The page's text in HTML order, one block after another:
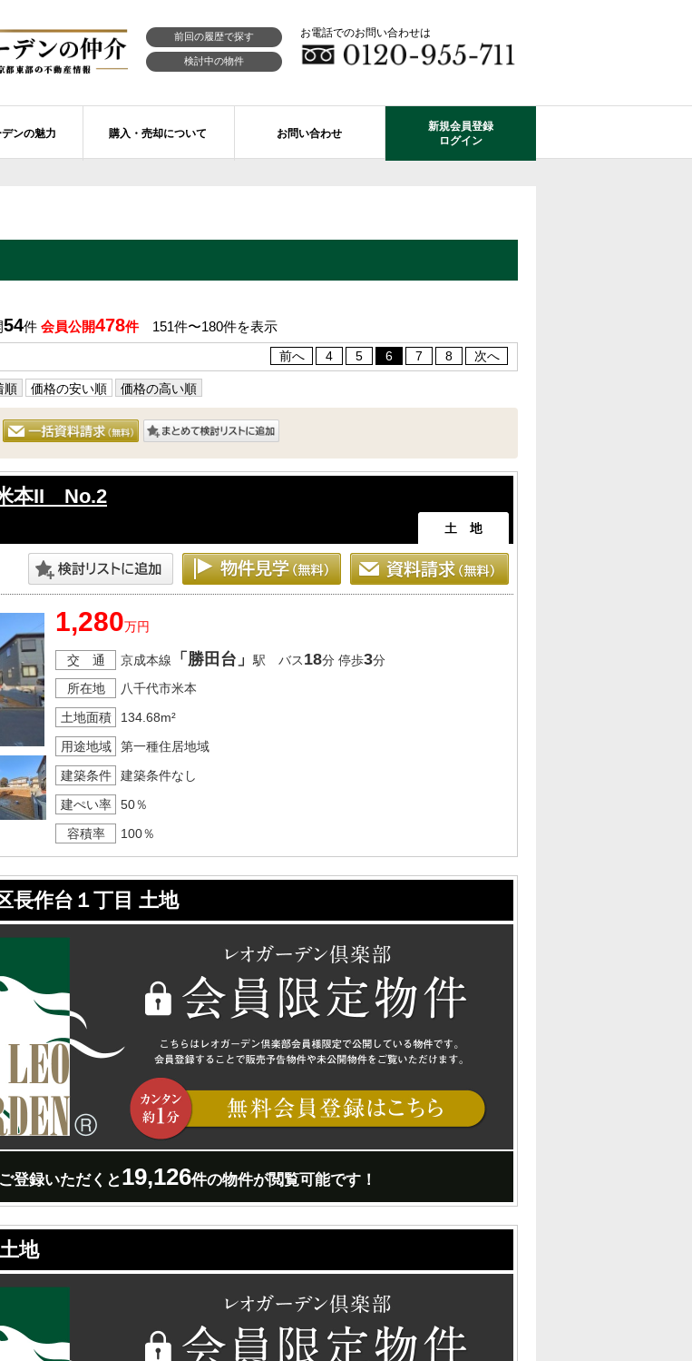
前回の履歴で探す
検討中の物件
お電話でのお問い合わせは
レオガーデン船橋 大楠の杜
レオガーデン成田公津 煌羅の杜 レオガーデン成田 寛朝の杜
お預かりしている物件
レオガーデン倶楽部について
ンの魅力
自由設計・建築設計
購入・売却について お問い合わせ
新規会員登録
ログイン
54件 会員公開478件151件〜180件を表示
前へ 4 5 6 7 8 次へ
順 価格の安い順 価格の高い順
本II No.2
1,280万円
交 通 京成本線 「勝田台」駅 バス18分 停歩3分
所在地
八千代市米本
土地面積
134.68m²
用途地域
第一種住居地域
建築条件
建築条件なし
建ぺい率
50％
容積率
100％
長作台１丁目 土地
ご登録いただくと19,126件の物件が閲覧可能です！
地